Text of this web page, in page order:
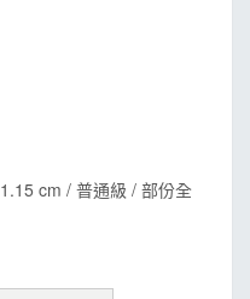
cm / 普通級 / 部份全